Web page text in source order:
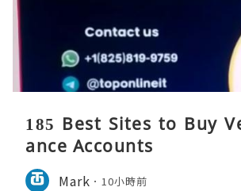
185 Best Sites to Buy
ance Accounts
Mark 10小時前